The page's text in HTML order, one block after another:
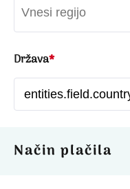
Država*
Način plačila